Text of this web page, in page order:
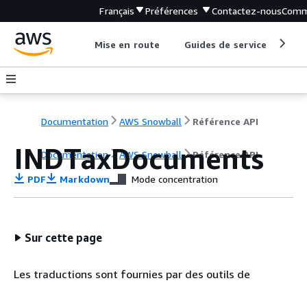
Français Préférences Contactez-nous
Mise en route Guides de service
Documentation AWS Snowball Référence API
Documentation AWS Snowball Référence API
INDTaxDocuments
PDF Markdown Mode concentration
Sur cette page
Les traductions sont fournies par des outils de